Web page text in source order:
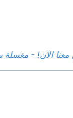
الآن! - مغسلة